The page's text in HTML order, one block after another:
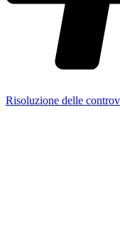
Risoluzione delle